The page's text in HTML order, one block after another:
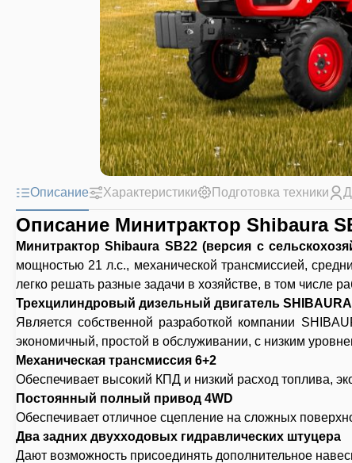
Описание Характеристики Подготовка техники
Описание Минитрактор Shibaura
Минитрактор Shibaura SB22 (версия с
мощностью 21 л.с., механической трансмиссией,
легко решать разные задачи в хозяйстве, в том числе
Трехцилиндровый дизельный двигатель
Является собственной разработкой компании
экономичный, простой в обслуживании, с низким
Механическая трансмиссия 6+2
Обеспечивает высокий КПД и низкий расход топлива,
Постоянный полный привод 4WD
Обеспечивает отличное сцепление на сложных
Два задних двухходовых гидравлических штуцера
Дают возможность присоединять дополнительное